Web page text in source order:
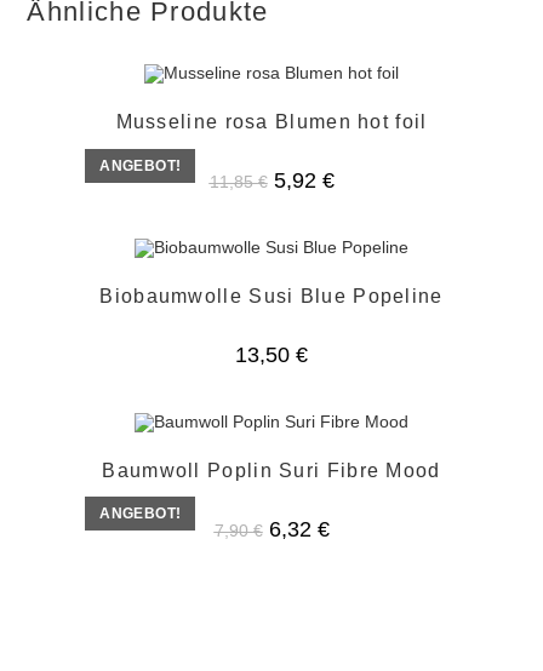
Ähnliche Produkte
ANGEBOT!
Musseline rosa Blumen hot foil
11,85€ Ursprünglicher
Preis
5,92 €Aktueller
Preis
Biobaumwolle Susi Blue Popeline
13,50 €
ANGEBOT!
Baumwoll Poplin Suri Fibre Mood
7,90€ Ursprünglicher
Preis
6,32 €Aktueller
Preis